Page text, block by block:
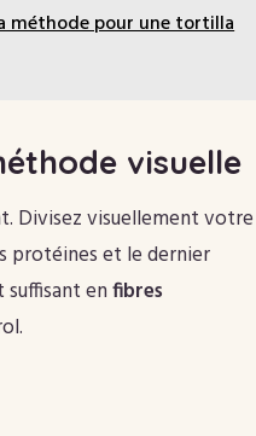
méthode pour une tortilla
visuelle
Divisez visuellement votre
protéines et le dernier
enfibres